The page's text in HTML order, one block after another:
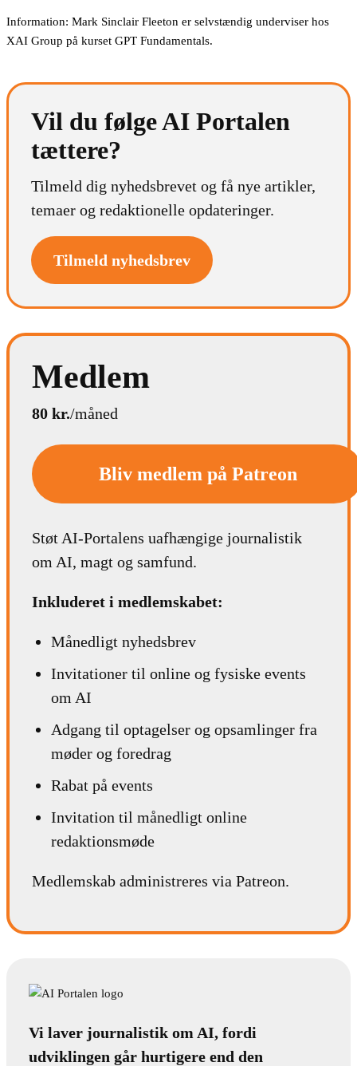
Information: Mark Sinclair Fleeton er selvstændig underviser hos
XAI Group på kurset GPT Fundamentals.
Vil du følge AI Portalen
tættere?
Tilmeld dig nyhedsbrevet og få nye artikler,
temaer og redaktionelle opdateringer.
Tilmeld nyhedsbrev
Medlem
80 kr./måned
Bliv medlem på Patreon
Støt AI-Portalens uafhængige journalistik
om AI, magt og samfund.
Inkluderet i medlemskabet:
Månedligt nyhedsbrev
Invitationer til online og fysiske events
om AI
Adgang til optagelser og opsamlinger fra
møder og foredrag
Rabat på events
Invitation til månedligt online
redaktionsmøde
Medlemskab administreres via Patreon.
Vi laver journalistik om AI, fordi
udviklingen går hurtigere end den